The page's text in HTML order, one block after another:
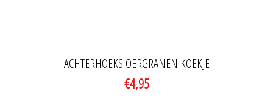
ACHTERHOEKS OERGRANEN KOEKJE
€4,95